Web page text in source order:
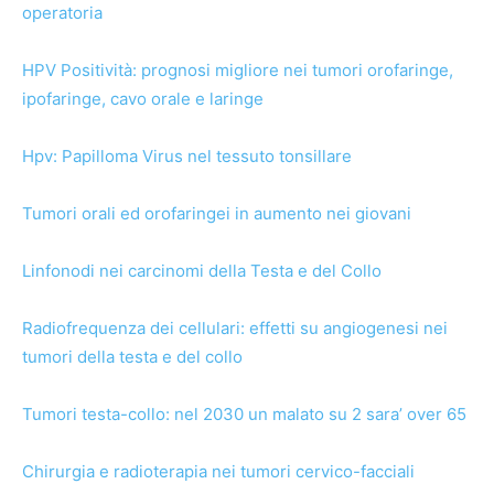
operatoria
HPV Positività: prognosi migliore nei tumori orofaringe,
ipofaringe, cavo orale e laringe
Hpv: Papilloma Virus nel tessuto tonsillare
Tumori orali ed orofaringei in aumento nei giovani
Linfonodi nei carcinomi della Testa e del Collo
Radiofrequenza dei cellulari: effetti su angiogenesi nei
tumori della testa e del collo
Tumori testa-collo: nel 2030 un malato su 2 sara’ over 65
Chirurgia e radioterapia nei tumori cervico-facciali